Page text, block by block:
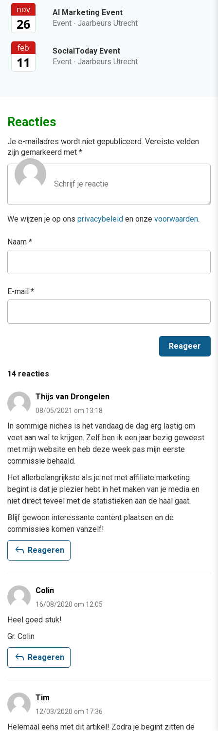
nov
26
AI Marketing Event
Event · Jaarbeurs Utrecht
feb
11
SocialToday Event
Event · Jaarbeurs Utrecht
Reacties
Je e-mailadres wordt niet gepubliceerd. Vereiste velden
zijn gemarkeerd met *
We wijzen je op ons privacybeleid en onze voorwaarden.
Naam *
E-mail *
14 reacties
Thijs van Drongelen
08/05/2021 om 13:18
In sommige niches is het vandaag de dag erg lastig om
voet aan wal te krijgen. Zelf ben ik een jaar bezig geweest
met mijn website en heb deze week pas mijn eerste
commissie behaald.
Het allerbelangrijkste als je net met affiliate marketing
begint is dat je plezier hebt in het maken van je media en
niet direct teveel met de statistieken aan de haal gaat.
Blijf gewoon interessante content plaatsen en de
commissies komen vanzelf!
reply Reageren
Colin
16/08/2020 om 12:05
Heel goed stuk!
Gr. Colin
reply Reageren
Tim
12/03/2020 om 17:36
Helemaal eens met dit artikel! Zodra je begint zitten de